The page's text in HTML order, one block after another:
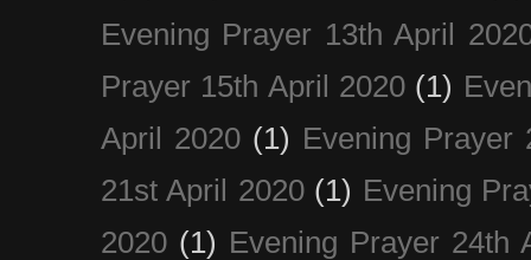
Evening Prayer 13th April
Prayer 15th April 2020 (1)
April 2020 (1) Evening Prayer
21st April 2020 (1) Evening
2020 (1) Evening Prayer 24th